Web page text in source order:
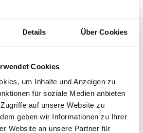
Details Über Cookies
Cookies
um Inhalte und Anzeigen zu
für soziale Medien anbieten
auf unsere Website zu
geben wir Informationen zu Ihrer
Website an unsere Partner für